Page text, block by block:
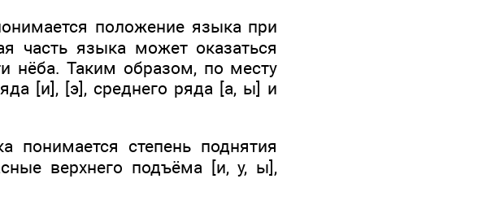
положение языка при
часть языка может оказаться
нёба. Таким образом, по месту
[и], [э], среднего ряда [а, ы] и
понимается степень поднятия
верхнего подъёма [и, у, ы],